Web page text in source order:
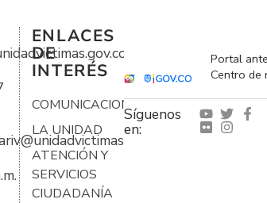
ENLACES
DE
INTERÉS
COMUNICACIONES
LA UNIDAD
ATENCIÓN Y
SERVICIOS
CIUDADANÍA
Portal
Centro de
Síguenos
en: